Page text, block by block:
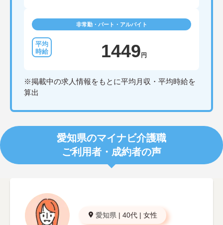
非常勤・パート・アルバイト
1449 円
※掲載中の求人情報をもとに平均月収・平均時給を
算出
愛知県のマイナビ介護職
ご利用者・成約者の声
愛知県 | 40代 | 女性